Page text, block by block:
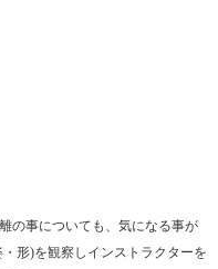
の事についても、気になる事が
形)を観察しインストラクターを